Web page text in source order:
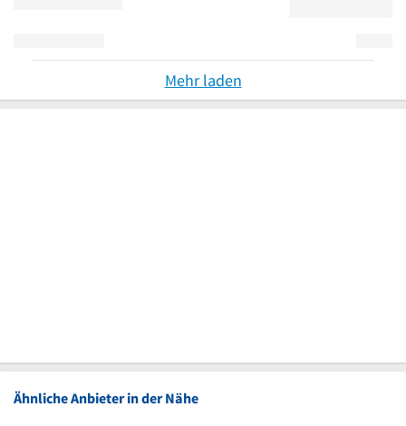
Mehr laden
Ähnliche Anbieter in der Nähe